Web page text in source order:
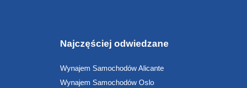
Najczęściej odwiedzane
Wynajem Samochodów Alicante
Wynajem Samochodów Oslo